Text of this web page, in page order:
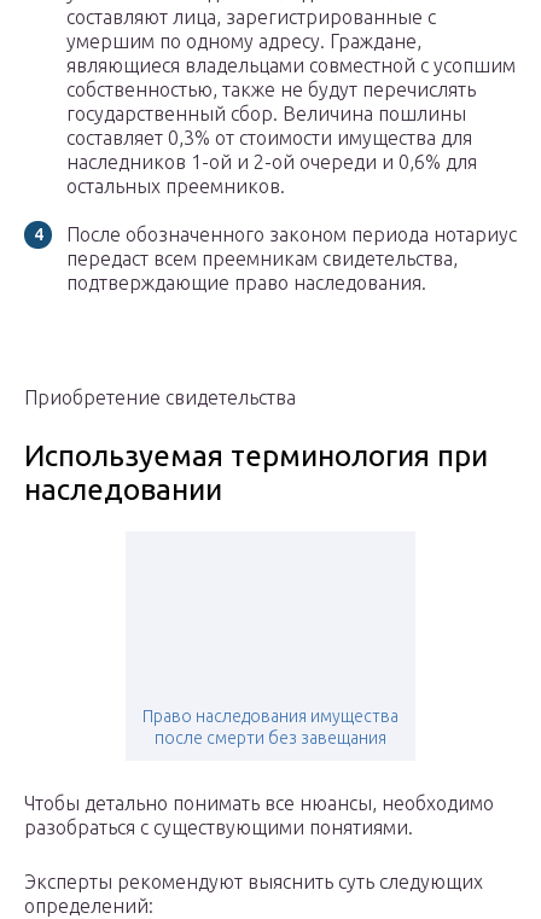
составляют лица, зарегистрированные с
умершим по одному адресу. Граждане,
являющиеся владельцами совместной с усопшим
собственностью, также не будут перечислять
государственный сбор. Величина пошлины
составляет 0,3% от стоимости имущества для
наследников 1-ой и 2-ой очереди и 0,6% для
остальных преемников.
После обозначенного законом периода нотариус
передаст всем преемникам свидетельства,
подтверждающие право наследования.
Приобретение свидетельства
Используемая терминология при
наследовании
Право наследования имущества
после смерти без завещания
Чтобы детально понимать все нюансы, необходимо
разобраться с существующими понятиями.
Эксперты рекомендуют выяснить суть следующих
определений: